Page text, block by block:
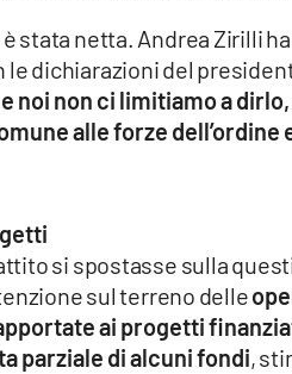
stata netta. Andrea Zirilli
dichiarazioni del
e noi non ci limitiamo a
alle forze
si spostasse sulla
sul terreno delle
ai progetti
parziale di alcuni fondi,